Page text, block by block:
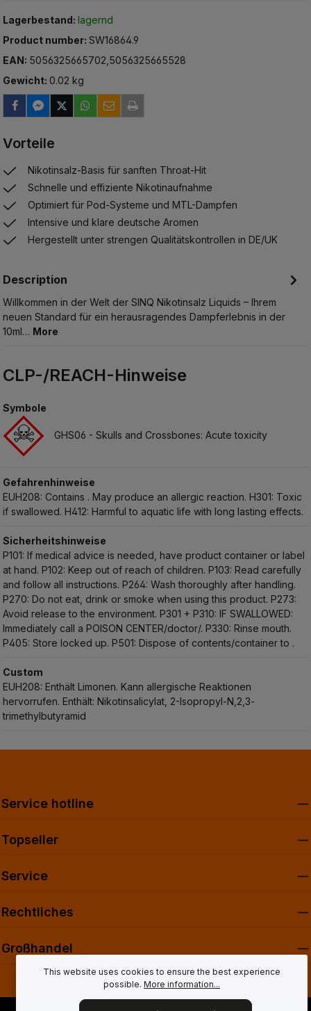
Lagerbestand:lagernd
Product number:SW16864.9
EAN: 5056325665702,5056325665528
Gewicht: 0.02 kg
Vorteile
Nikotinsalz-Basis für sanften Throat-Hit
Schnelle und effiziente Nikotinaufnahme
Optimiert für Pod-Systeme und MTL-Dampfen
Intensive und klare deutsche Aromen
Hergestellt unter strengen Qualitätskontrollen in DE/UK
Description
Willkommen in der Welt der SINQ Nikotinsalz Liquids – Ihrem
neuen Standard für ein herausragendes Dampferlebnis in der
10ml… More
CLP-/REACH-Hinweise
Symbole
GHS06 - Skulls and Crossbones: Acute toxicity
Gefahrenhinweise
EUH208: Contains . May produce an allergic reaction.H301: Toxic
if swallowed.H412: Harmful to aquatic life with long lasting effects.
Sicherheitshinweise
P101: If medical advice is needed, have product container or label
at hand.P102: Keep out of reach of children.P103: Read carefully
and follow all instructions.P264: Wash thoroughly after handling.
P270: Do not eat, drink or smoke when using this product.P273:
Avoid release to the environment.P301 + P310: IF SWALLOWED:
Immediately call a POISON CENTER/doctor/.P330: Rinse mouth.
P405: Store locked up.P501: Dispose of contents/container to .
Custom
EUH208: Enthält Limonen. Kann allergische Reaktionen
hervorrufen.Enthält: Nikotinsalicylat, 2-Isopropyl-N,2,3-
trimethylbutyramid
Service hotline
Topseller
Service
Rechtliches
Großhandel
This website uses cookies to ensure the best experience
possible. More information...